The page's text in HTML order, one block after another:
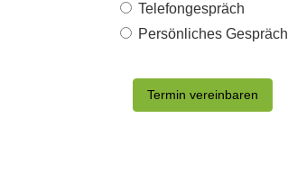
Tele­fon­ge­spräch
Persönliches Gespräch